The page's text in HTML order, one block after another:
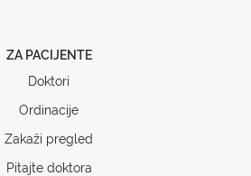
ZA PACIJENTE
Doktori
Ordinacije
Zakaži pregled
Pitajte doktora